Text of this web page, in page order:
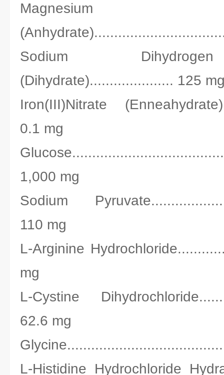
Sodium
(Dihydrate)..................... 125
Iron(III)Nitrate
0.1 mg
1,000 mg
Sodium
110 mg
L-Arginine
mg
L-Cystine
62.6 mg
L-Histidine Hydrochloride